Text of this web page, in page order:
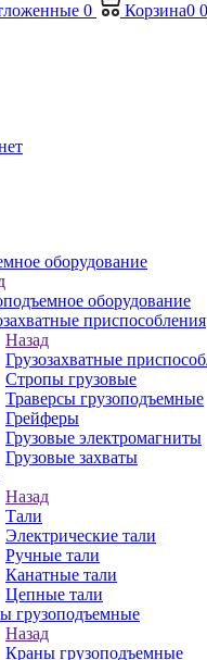
0 Корзина0 0
оборудование
оборудование
приспособления
Назад
Грузозахватные
Стропы грузовые
Траверсы грузоподъемные
Грейферы
Грузовые электромагниты
Грузовые захваты
Назад
Тали
Электрические тали
Ручные тали
Канатные тали
Цепные тали
грузоподъемные
Назад
Краны грузоподъемные